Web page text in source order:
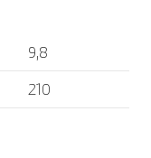
9,8
210